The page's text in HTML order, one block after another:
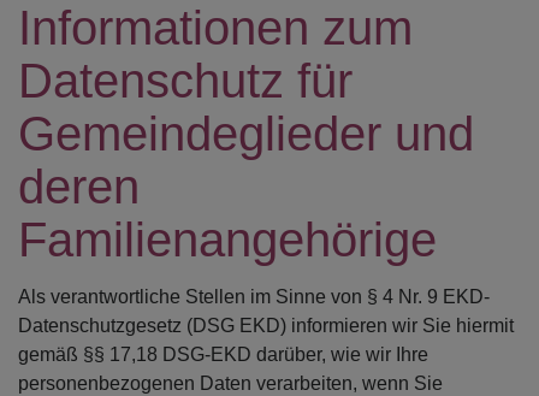
Informationen zum
Datenschutz für
Gemeindeglieder und
deren
Familienangehörige
Als verantwortliche Stellen im Sinne von § 4 Nr. 9 EKD-
Datenschutzgesetz (DSG EKD) informieren wir Sie hiermit
gemäß §§ 17,18 DSG-EKD darüber, wie wir Ihre
personenbezogenen Daten verarbeiten, wenn Sie